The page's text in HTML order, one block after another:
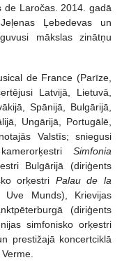
de Laročas. 2014. gadā
Ļebedevas un
mākslas zinātņu
de France (Parīze,
Latvijā, Lietuvā,
Spānijā, Bulgārijā,
Ungārijā, Portugālē,
Valstīs; sniegusi
Simfonia
Bulgārijā (diriģents
orķestri Palau de la
Uve Munds), Krievijas
(diriģents
simfonisko orķestri
prestižajā koncertciklā